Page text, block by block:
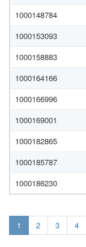
1000148784
1000153093
1000158883
1000164166
1000166996
1000169001
1000182865
1000185787
1000186230
1 Aktualna-
stranka
2 3 4